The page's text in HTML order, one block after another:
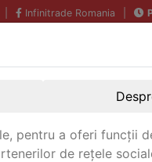
Infinitrade Romania
pentru a oferi funcții
de rețele